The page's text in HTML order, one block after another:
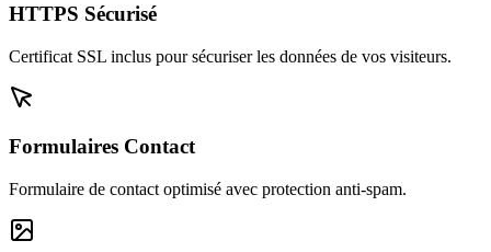
HTTPS Sécurisé
Certificat SSL inclus pour sécuriser les données de vos visiteurs.
Formulaires Contact
Formulaire de contact optimisé avec protection anti-spam.